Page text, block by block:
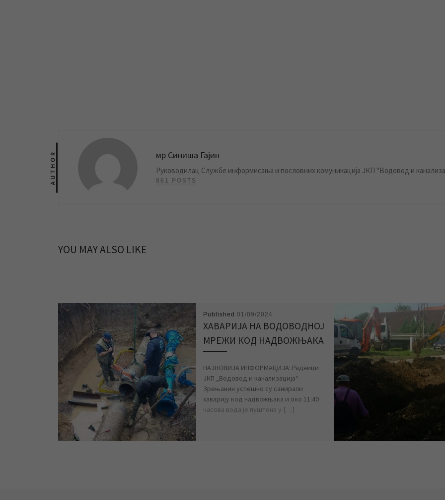
AUTHOR мр Синиша Гајин
Руководилац Службе информисања и пословних комуникација ЈКП "Водовод и
861 POSTS
YOU MAY ALSO LIKE
Published 01/09/2024
ХАВАРИЈА НА ВОДОВОДНОЈ
МРЕЖИ КОД НАДВОЖЊАКА
НАЈНОВИЈА ИНФОРМАЦИЈА: Радници
ЈКП „Водовод и канализација“
Зрењанин успешно су санирали
хаварију код надвожњака и око 11:40
часова вода је пуштена у […]